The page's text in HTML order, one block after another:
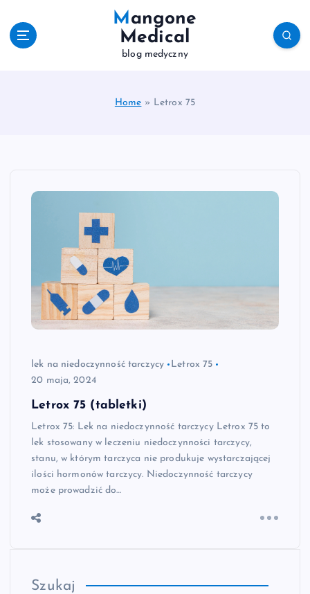
Mangone
Medical
blog medyczny
Home » Letrox 75
lek na niedoczynność tarczycy
Letrox 75
20 maja, 2024
Letrox 75 (tabletki)
Letrox 75: Lek na niedoczynność tarczycy Letrox 75 to
lek stosowany w leczeniu niedoczynności tarczycy,
stanu, w którym tarczyca nie produkuje wystarczającej
ilości hormonów tarczycy. Niedoczynność tarczycy
może prowadzić do…
Szukaj